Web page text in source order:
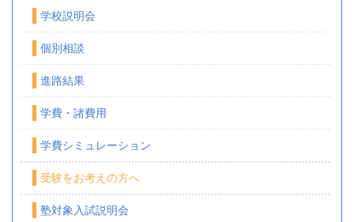
学校説明会
個別相談
進路結果
学費・諸費用
学費シミュレーション
受験をお考えの方へ
塾対象入試説明会